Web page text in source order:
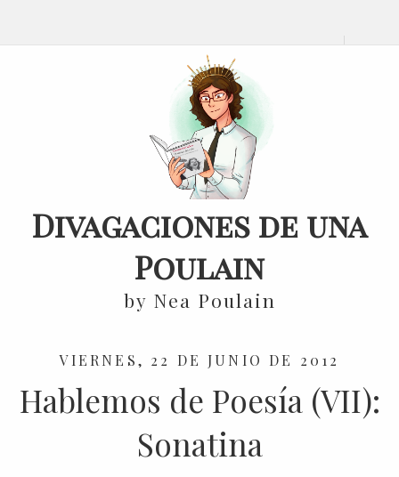
Divagaciones de una
Poulain
by Nea Poulain
VIERNES, 22 DE JUNIO DE 2012
Hablemos de Poesía (VII):
Sonatina